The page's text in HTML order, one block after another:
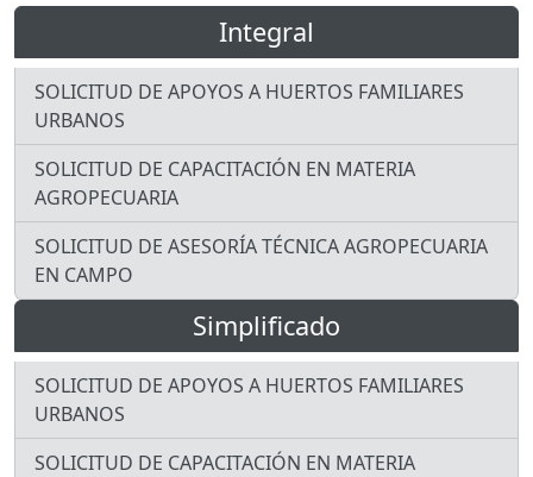
Integral
SOLICITUD DE APOYOS A HUERTOS FAMILIARES
URBANOS
SOLICITUD DE CAPACITACIÓN EN MATERIA
AGROPECUARIA
SOLICITUD DE ASESORÍA TÉCNICA AGROPECUARIA
EN CAMPO
Simplificado
SOLICITUD DE APOYOS A HUERTOS FAMILIARES
URBANOS
SOLICITUD DE CAPACITACIÓN EN MATERIA